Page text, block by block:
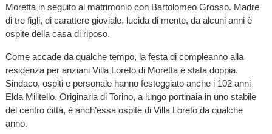
Moretta in seguito al matrimonio con Bartolomeo Grosso. Madre
di tre figli, di carattere gioviale, lucida di mente, da alcuni anni è
ospite della casa di riposo.
Come accade da qualche tempo, la festa di compleanno alla
residenza per anziani Villa Loreto di Moretta è stata doppia.
Sindaco, ospiti e personale hanno festeggiato anche i 102 anni
Elda Militello. Originaria di Torino, a lungo portinaia in uno stabile
del centro città, è anch’essa ospite di Villa Loreto da qualche
anno.